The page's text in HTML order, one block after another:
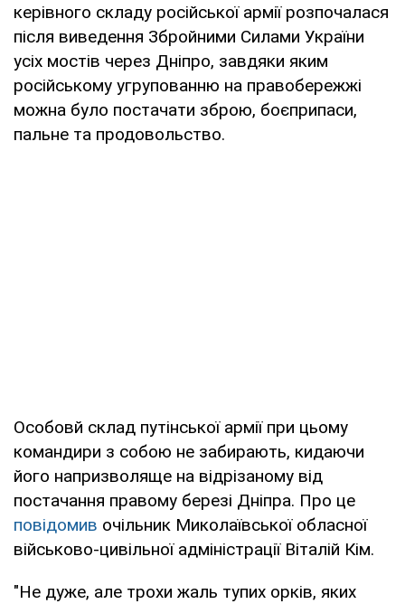
керівного складу російської армії розпочалася
після виведення Збройними Силами України
усіх мостів через Дніпро, завдяки яким
російському угрупованню на правобережжі
можна було постачати зброю, боєприпаси,
пальне та продовольство.
Особовй склад путінської армії при цьому
командири з собою не забирають, кидаючи
його напризволяще на відрізаному від
постачання правому березі Дніпра. Про це
повідомив очільник Миколаївської обласної
військово-цивільної адміністрації Віталій Кім.
"Не дуже, але трохи жаль тупих орків, яких